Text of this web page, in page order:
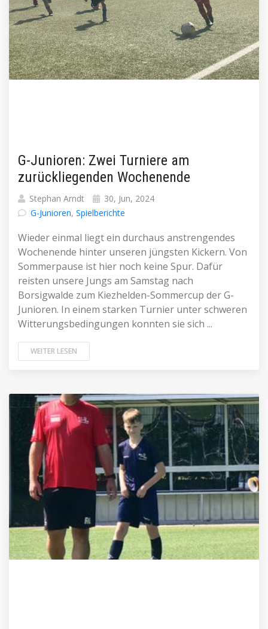
G-Junioren: Zwei Turniere am
zurückliegenden Wochenende
Stephan Arndt
30, Jun, 2024
G-Junioren, Spielberichte
Wieder einmal liegt ein durchaus anstrengendes
Wochenende hinter unseren jüngsten Kickern. Von
Sommerpause ist hier noch keine Spur. Dafür
reisten unsere Jungs am Samstag nach
Borsigwalde zum Kiezhelden-Sommercup der G-
Junioren. In einem starken Turnier unter schweren
Witterungsbedingungen konnten sie sich ...
WEITER LESEN